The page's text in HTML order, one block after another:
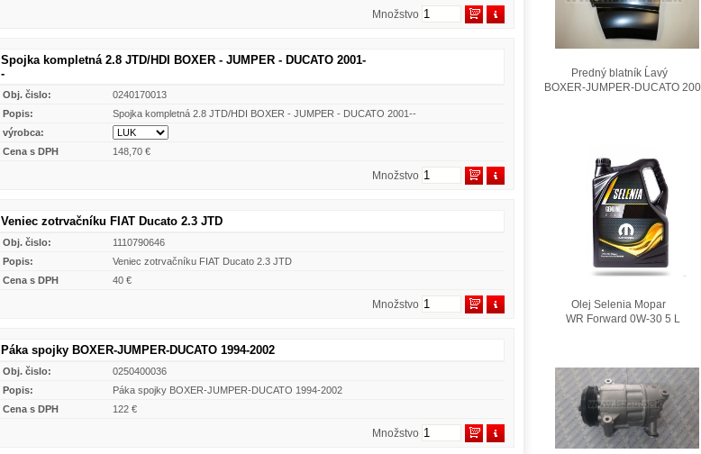
Množstvo
Spojka kompletná 2.8 JTD/HDI BOXER - JUMPER - DUCATO 2001-
-
Obj. čislo:
0240170013
Popis:
Spojka kompletná 2.8 JTD/HDI BOXER - JUMPER - DUCATO 2001--
výrobca:
Cena s DPH
148,70 €
Množstvo
Veniec zotrvačníku FIAT Ducato 2.3 JTD
Obj. čislo:
1110790646
Popis:
Veniec zotrvačníku FIAT Ducato 2.3 JTD
Cena s DPH
40 €
Množstvo
Páka spojky BOXER-JUMPER-DUCATO 1994-2002
Obj. čislo:
0250400036
Popis:
Páka spojky BOXER-JUMPER-DUCATO 1994-2002
Cena s DPH
122 €
Množstvo
Predný blatník Ĺavý
BOXER-JUMPER-DUCATO
Olej Selenia Mopar
WR Forward 0W-30 5 L